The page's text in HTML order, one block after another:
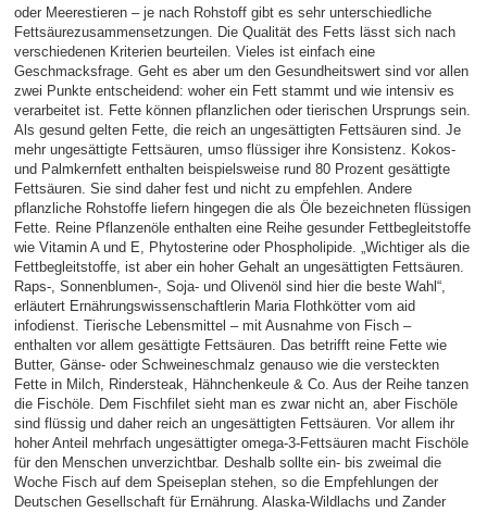
oder Meerestieren – je nach Rohstoff gibt es sehr unterschiedliche
Fettsäurezusammensetzungen. Die Qualität des Fetts lässt sich nach
verschiedenen Kriterien beurteilen. Vieles ist einfach eine
Geschmacksfrage. Geht es aber um den Gesundheitswert sind vor allen
zwei Punkte entscheidend: woher ein Fett stammt und wie intensiv es
verarbeitet ist. Fette können pflanzlichen oder tierischen Ursprungs sein.
Als gesund gelten Fette, die reich an ungesättigten Fettsäuren sind. Je
mehr ungesättigte Fettsäuren, umso flüssiger ihre Konsistenz. Kokos-
und Palmkernfett enthalten beispielsweise rund 80 Prozent gesättigte
Fettsäuren. Sie sind daher fest und nicht zu empfehlen. Andere
pflanzliche Rohstoffe liefern hingegen die als Öle bezeichneten flüssigen
Fette. Reine Pflanzenöle enthalten eine Reihe gesunder Fettbegleitstoffe
wie Vitamin A und E, Phytosterine oder Phospholipide. „Wichtiger als die
Fettbegleitstoffe, ist aber ein hoher Gehalt an ungesättigten Fettsäuren.
Raps-, Sonnenblumen-, Soja- und Olivenöl sind hier die beste Wahl“,
erläutert Ernährungswissenschaftlerin Maria Flothkötter vom aid
infodienst. Tierische Lebensmittel – mit Ausnahme von Fisch –
enthalten vor allem gesättigte Fettsäuren. Das betrifft reine Fette wie
Butter, Gänse- oder Schweineschmalz genauso wie die versteckten
Fette in Milch, Rindersteak, Hähnchenkeule & Co. Aus der Reihe tanzen
die Fischöle. Dem Fischfilet sieht man es zwar nicht an, aber Fischöle
sind flüssig und daher reich an ungesättigten Fettsäuren. Vor allem ihr
hoher Anteil mehrfach ungesättigter omega-3-Fettsäuren macht Fischöle
für den Menschen unverzichtbar. Deshalb sollte ein- bis zweimal die
Woche Fisch auf dem Speiseplan stehen, so die Empfehlungen der
Deutschen Gesellschaft für Ernährung. Alaska-Wildlachs und Zander